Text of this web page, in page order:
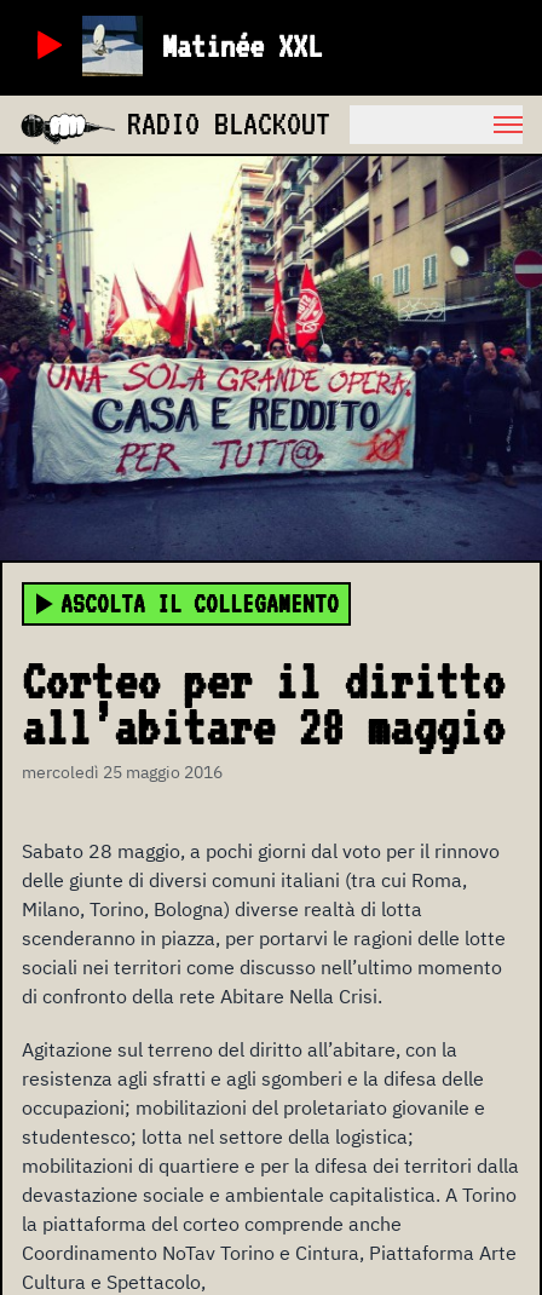
Matinée XXL
RADIO BLACKOUT
ASCOLTA IL COLLEGAMENTO
Corteo per il diritto
all’abitare 28 maggio
mercoledì 25 maggio 2016
Sabato 28 maggio, a pochi giorni dal voto per il rinnovo
delle giunte di diversi comuni italiani (tra cui Roma,
Milano, Torino, Bologna) diverse realtà di lotta
scenderanno in piazza, per portarvi le ragioni delle lotte
sociali nei territori come discusso nell’ultimo momento
di confronto della rete Abitare Nella Crisi.
Agitazione sul terreno del diritto all’abitare, con la
resistenza agli sfratti e agli sgomberi e la difesa delle
occupazioni; mobilitazioni del proletariato giovanile e
studentesco; lotta nel settore della logistica;
mobilitazioni di quartiere e per la difesa dei territori dalla
devastazione sociale e ambientale capitalistica. A Torino
la piattaforma del corteo comprende anche
Coordinamento NoTav Torino e Cintura, Piattaforma Arte
Cultura e Spettacolo,